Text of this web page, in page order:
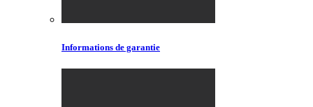
Informations de garantie